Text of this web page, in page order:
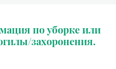
по уборке или
захоронения.